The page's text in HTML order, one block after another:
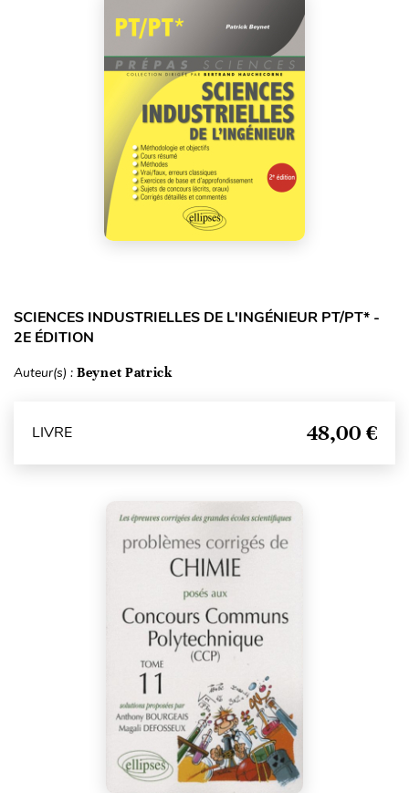
SCIENCES INDUSTRIELLES DE L'INGÉNIEUR PT/PT* -
2E ÉDITION
Auteur(s) : Beynet Patrick
LIVRE 48,00 €